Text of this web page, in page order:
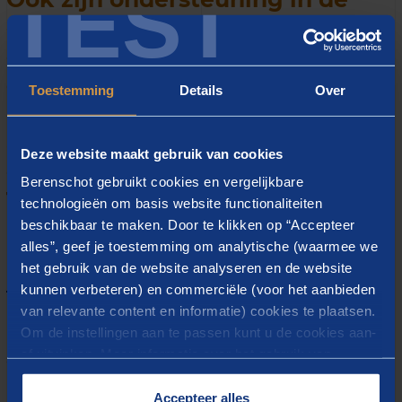
TEST
Toestemming Details Over
Deze website maakt gebruik van cookies
Berenschot gebruikt cookies en vergelijkbare
technologieën om basis website functionaliteiten
beschikbaar te maken. Door te klikken op “Accepteer
alles”, geef je toestemming om analytische (waarmee we
het gebruik van de website analyseren en de website
kunnen verbeteren) en commerciële (voor het aanbieden
van relevante content en informatie) cookies te plaatsen.
Om de instellingen aan te passen kunt u de cookies aan-
cookies op onze website treft u in onze
Accepteer alles
diverse overleggen is door de
directie en de raad van toezicht
op hoge prijs gesteld. Zijn
deskundigheid is een
aanbeveling op zich!” - Mr. G.J.
de Graaf, voorzitter Raad van
Toezicht Introdans
Introdans beweegt!
Om de situatie ten goede te laten keren, hebben we
twee varianten uitgewerkt: een ambitieus plan A
behoudend plan B met minder dansers en minder